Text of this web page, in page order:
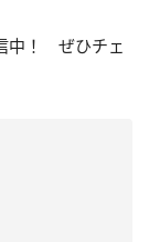
中！ ぜひチェ